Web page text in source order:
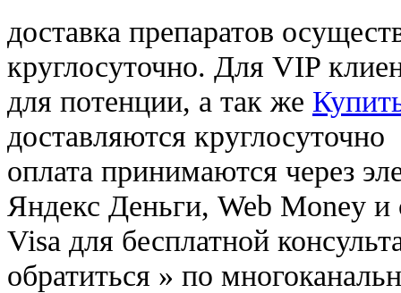
доставка препаратов
круглосуточно. Для VIP
для потенции, а так же
доставляются круглосуточно
оплата принимаются через
Яндекс Деньги, Web Money и
Visa для бесплатной
обратиться » по